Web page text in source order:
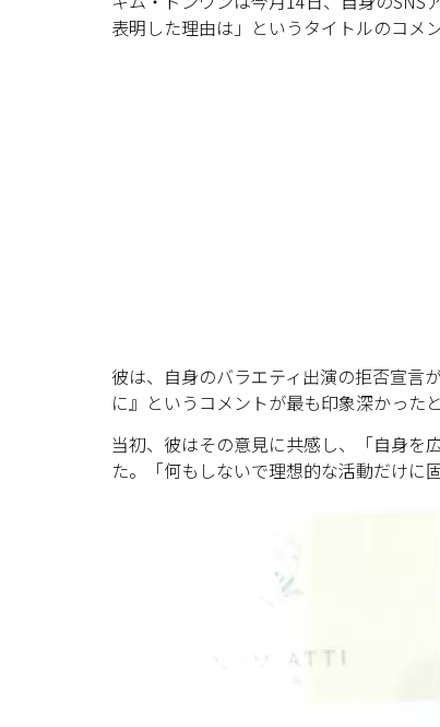
表明した理由は」というタイトルのコメ
彼は、自身のバラエティ出演の拒否宣言
に』というコメントが最も印象深かった
当初、彼はその意見に共感し、「自身を
た。「何もしないで理想的な活動だけに